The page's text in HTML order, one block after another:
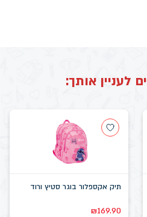
לעניין אותך:
תיק אקספלור בוגר סטיץ ורוד
₪169.90